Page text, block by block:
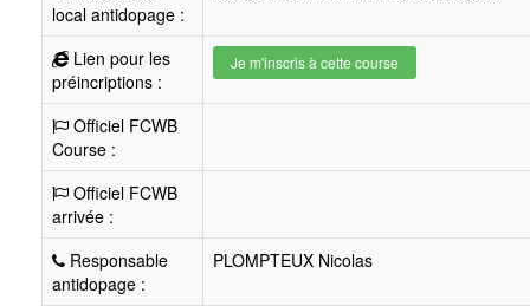
local antidopage :
Lien pour les
préincriptions :
Je m'inscris à cette course
Officiel FCWB
Course :
Officiel FCWB
arrivée :
Responsable
antidopage :
PLOMPTEUX Nicolas